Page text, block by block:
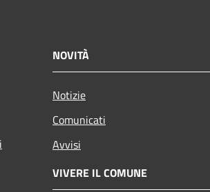
NOVITÀ
Notizie
Comunicati
Avvisi
VIVERE IL COMUNE